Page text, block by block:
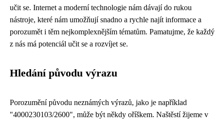
učit se. Internet a moderní technologie nám dávají do rukou
nástroje, které nám umožňují snadno a rychle najít informace a
porozumět i těm nejkomplexnějším tématům. Pamatujme, že každý
z nás má potenciál učit se a rozvíjet se.
Hledání původu výrazu
Porozumění původu neznámých výrazů, jako je například
"4000230103/2600", může být někdy oříškem. Naštěstí žijeme v